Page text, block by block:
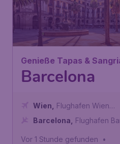
Genieße Tapas &
Barcelona
Wien
Flughafen Wien
Schwechat
Barcelona Flughafen
Vor 1 Stunde gefunden •